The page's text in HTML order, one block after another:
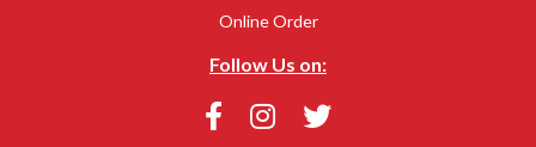
Online Order
Follow Us on: